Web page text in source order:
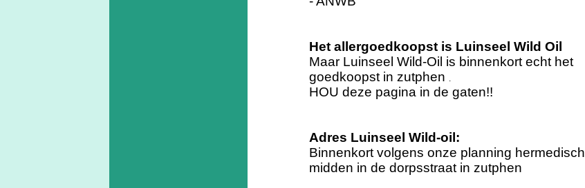
Het allergoedkoopst is Luinseel Wild Oil
Maar Luinseel Wild-Oil is binnenkort echt het
goedkoopst in zutphen .
HOU deze pagina in de gaten!!
Adres Luinseel Wild-oil:
Binnenkort volgens onze planning hermedisch
midden in de dorpsstraat in zutphen